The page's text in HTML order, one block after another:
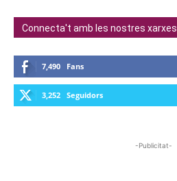
Connecta't amb les nostres xarxes
7,490 Fans
3,252 Seguidors
-Publicitat-